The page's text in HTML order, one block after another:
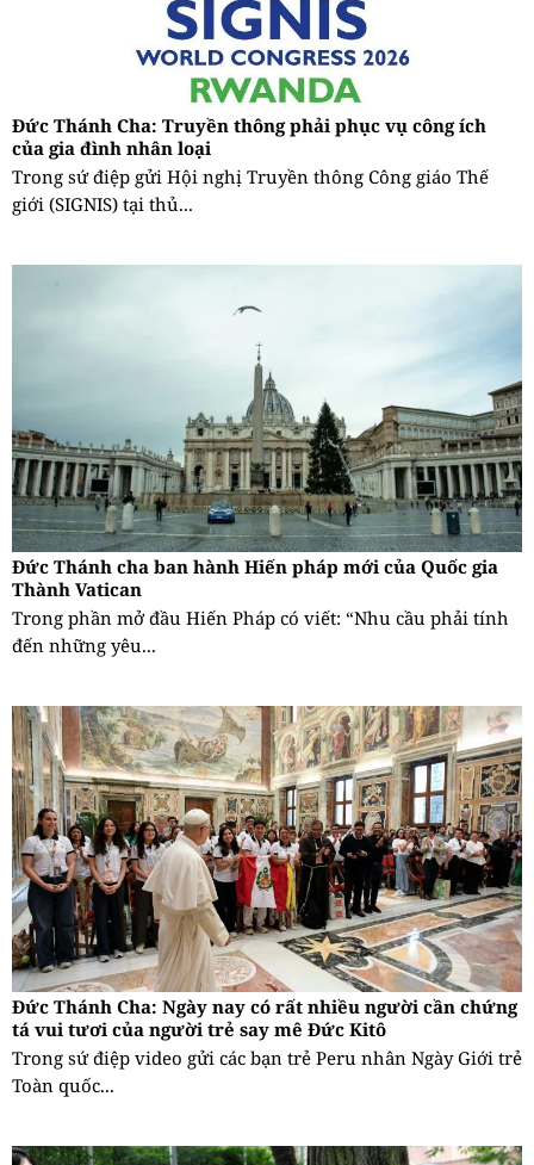
Đức Thánh Cha: Truyền thông phải phục vụ công ích
của gia đình nhân loại
Trong sứ điệp gửi Hội nghị Truyền thông Công giáo Thế
giới (SIGNIS) tại thủ...
Đức Thánh cha ban hành Hiến pháp mới của Quốc gia
Thành Vatican
Trong phần mở đầu Hiến Pháp có viết: “Nhu cầu phải tính
đến những yêu...
Đức Thánh Cha: Ngày nay có rất nhiều người cần chứng
tá vui tươi của người trẻ say mê Đức Kitô
Trong sứ điệp video gửi các bạn trẻ Peru nhân Ngày Giới trẻ
Toàn quốc...